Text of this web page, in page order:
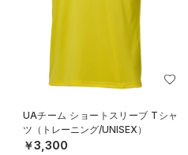
UAチーム ショートスリーブ Tシャ
ツ（トレーニング/UNISEX）
￥3,300